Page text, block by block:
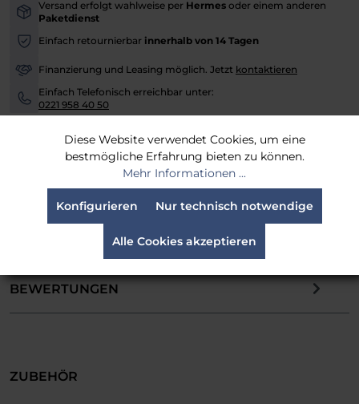
-
Versand erfolgt wahlweise per Hermes oder einem anderen
Paketdienst
-
Einfach retournierbar innerhalb von 14 Tagen
-
Finanzierung und Leasing möglich. Jetzt kontaktieren
-
Einfach Telefonisch erreichbar unter:
0221 958 40 50
Das DoPchoice SNAPBAG® ist speziell für die
und sorgt dank präziser Passform fü…
BEWERTUNGEN
ZUBEHÖR
Diese Website verwendet Cookies, um eine
bestmögliche Erfahrung bieten zu können.
Mehr Informationen ...
Nur technisch notwendige
Konfigurieren
Alle Cookies akzeptieren